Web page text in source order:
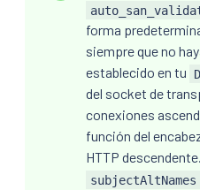
forma
siempre que no
establecido en tu
del socket de
conexiones
función del
HTTP
subjectAltNames